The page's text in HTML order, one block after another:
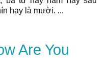
hay là mười. ...
Are You